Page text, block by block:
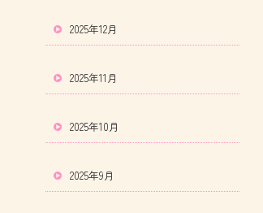
2025年12月
2025年11月
2025年10月
2025年9月